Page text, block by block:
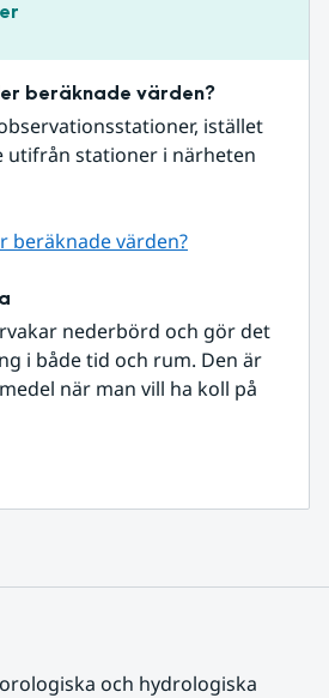
beräknade värden?
istället
utifrån stationer i närheten
beräknade värden?
nederbörd och gör det
i både tid och rum. Den är
när man vill ha koll på
och hydrologiska